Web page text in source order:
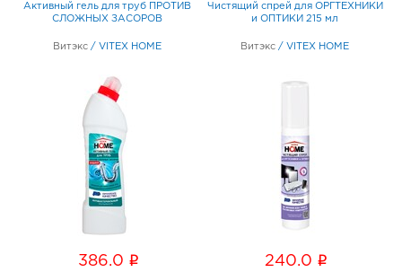
Активный гель для труб ПРОТИВ
СЛОЖНЫХ ЗАСОРОВ
Витэкс / VITEX HOME
386.0 i
Чистящий спрей для ОРГТЕХНИКИ
и ОПТИКИ 215 мл
Витэкс / VITEX HOME
240.0 i